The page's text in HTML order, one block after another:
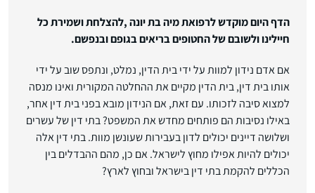
הדף היום מוקדש לרפואת מיה בת יונה ,להצלחת ושמירת כל
חיילינו ולשובם של החטופים בריאים בגופם ובנפשם.
אם אדם נידון למוות על ידי בית הדין, נמלט, ונתפס שוב על ידי
אותו בית דין, בית הדין מקיים את ההחלטה המקורית ואינו מנסה
למצוא סיבה לזכותו. עם זאת, אם הנידון מובא בפני בית דין אחר,
באילו נסיבות הם פותחים מחדש את המשפט? בתי דין של עשרים
ושלושה דיינים יכולים לדון בעבירות שעונשן מוות. בתי דין אלה
יכולים להיות אפילו מחוץ לישראל. אם כן, מהם ההבדלים בין
הכללים להקמת בתי דין בישראל ובחוץ לארץ?